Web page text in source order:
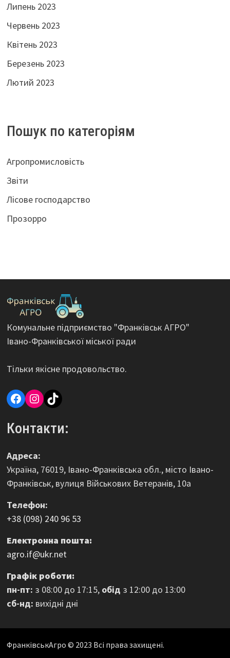
Липень 2023
Червень 2023
Квітень 2023
Березень 2023
Лютий 2023
Пошук по категоріям
Агропромисловість
Звіти
Лісове господарство
Прозорро
Комунальне підприємство "Франківськ АГРО"
Івано-Франківської міської ради
Тільки якісне продовольство.
Facebook
Instagram
TikTok
Контакти:
Адреса:
Україна, 76019, Івано-Франківська обл., місто Івано-
Франківськ, вулиця Військових Ветеранів, 10а
Телефон:
+38 (098) 240 96 53
Електронна пошта:
agro.if@ukr.net
Графік роботи:
пн-пт: з 08:00 до 17:15, обід з 12:00 до 13:00
сб-нд: вихідні дні
ФранківськАгро © 2023 Всі права захищені.